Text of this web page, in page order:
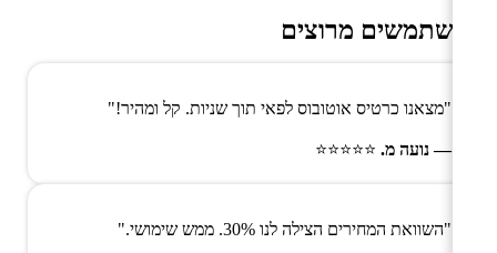
משתמשים מרוצים
"מצאנו כרטיס אוטובוס לפאי תוך שניות. קל ומהיר!"
— נועה מ. ⭐⭐⭐⭐⭐
"השוואת המחירים הצילה לנו 30%. ממש שימושי."